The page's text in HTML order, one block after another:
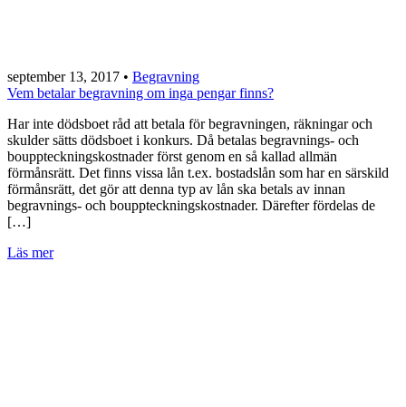
september 13, 2017 • Begravning
Vem betalar begravning om inga pengar finns?
Har inte dödsboet råd att betala för begravningen, räkningar och
skulder sätts dödsboet i konkurs. Då betalas begravnings- och
bouppteckningskostnader först genom en så kallad allmän
förmånsrätt. Det finns vissa lån t.ex. bostadslån som har en särskild
förmånsrätt, det gör att denna typ av lån ska betals av innan
begravnings- och bouppteckningskostnader. Därefter fördelas de
[…]
Läs mer